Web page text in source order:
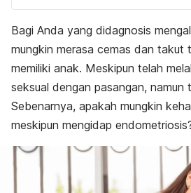
Bagi Anda yang didagnosis
mungkin merasa cemas dan takut
memiliki anak. Meskipun telah
seksual dengan pasangan, namun
Sebenarnya, apakah mungkin
meskipun mengidap